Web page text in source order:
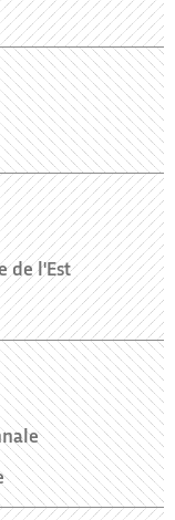
de l'Est